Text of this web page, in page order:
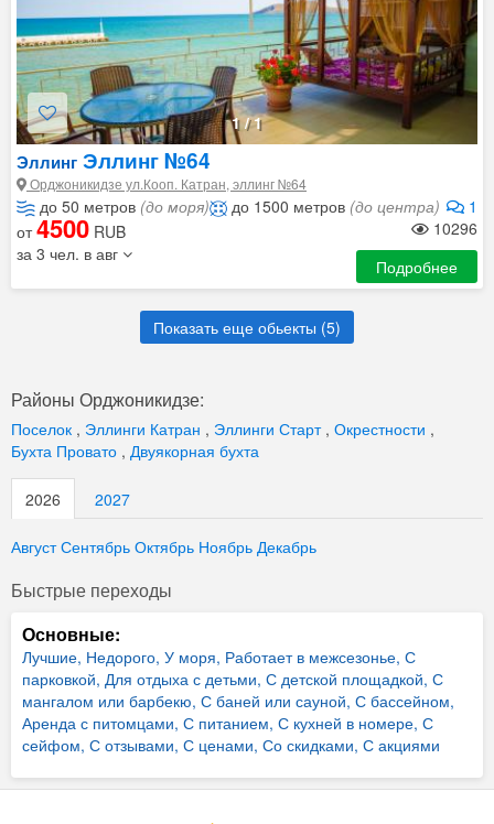
1/1
Эллинг Эллинг №64
Орджоникидзе ул.Кооп. Катран, эллинг №64
до 50 метров (до моря) 1
до 1500 метров (до центра)
10296
от4500 RUB
за 3 чел. в авг
Подробнее
Показать еще обьекты (5)
Районы Орджоникидзе:
Поселок , Эллинги Катран , Эллинги Старт , Окрестности ,
Бухта Провато , Двуякорная бухта
2026 2027
Август Сентябрь Октябрь Ноябрь Декабрь
Быстрые переходы
Основные:
Лучшие, Недорого, У моря, Работает в межсезонье, С
парковкой, Для отдыха с детьми, С детской площадкой, С
мангалом или барбекю, С баней или сауной, С бассейном,
Аренда с питомцами, С питанием, С кухней в номере, С
сейфом, С отзывами, С ценами, Со скидками, С акциями